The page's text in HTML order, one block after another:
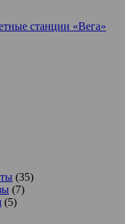
станции «Вега»
(35)
(7)
(5)